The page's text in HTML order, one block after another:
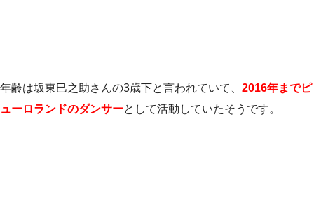
年齢は坂東巳之助さんの3歳下と言われていて、 2016年までピ
ューロランドのダンサーとして活動していたそうです。